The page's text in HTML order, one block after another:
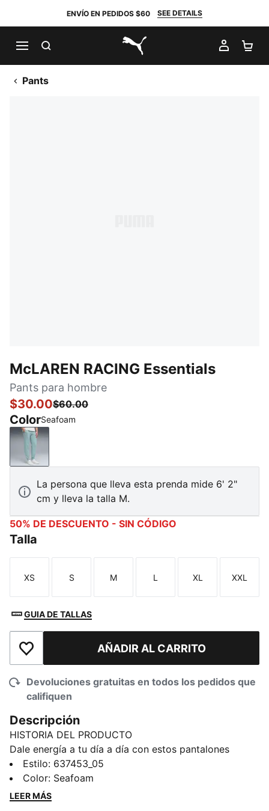
ENVÍO EN PEDIDOS $60 SEE DETAILS
PUMA.com
MI
Pants
McLAREN RACING Essentials
Pants para hombre
$30.00$60.00
ColorSeafoam
Seafoam
La persona que lleva esta prenda mide 6' 2"
cm y lleva la talla M.
50% DE DESCUENTO - SIN CÓDIGO
Talla
Talla
XS
Talla
S
Talla
M
Talla
L
Talla
XL
Talla
XXL
GUIA DE TALLAS
Añadir a la lista de deseosAÑADIR AL CARRITO
Devoluciones gratuitas en todos los pedidos que
califiquen
Descripción
HISTORIA DEL PRODUCTO
Dale energía a tu día a día con estos pantalones
McLaren Racing Essentials. El atrevido ícono
estampado transmite la energía del motorsport. Te
ofrece comodidad para moverte con libertad, bolsillos
Estilo: 637453_05
Color: Seafoam
LEER MÁS